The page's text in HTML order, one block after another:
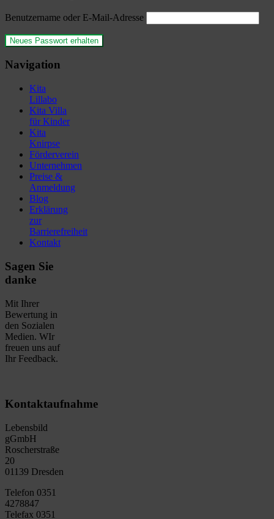
Benutzername oder E-Mail-Adresse
Navigation
Kita
Lillabo
Kita Villa
für Kinder
Kita
Knirpse
Förderverein
Unternehmen
Preise &
Anmeldung
Blog
Erklärung
zur
Barrierefreiheit
Kontakt
Sagen Sie
danke
Mit Ihrer
Bewertung in
den Sozialen
Medien. WIr
freuen uns auf
Ihr Feedback.
Kontaktaufnahme
Lebensbild
gGmbH
Roscherstraße
20
01139 Dresden
Telefon 0351
4278847
Telefax 0351